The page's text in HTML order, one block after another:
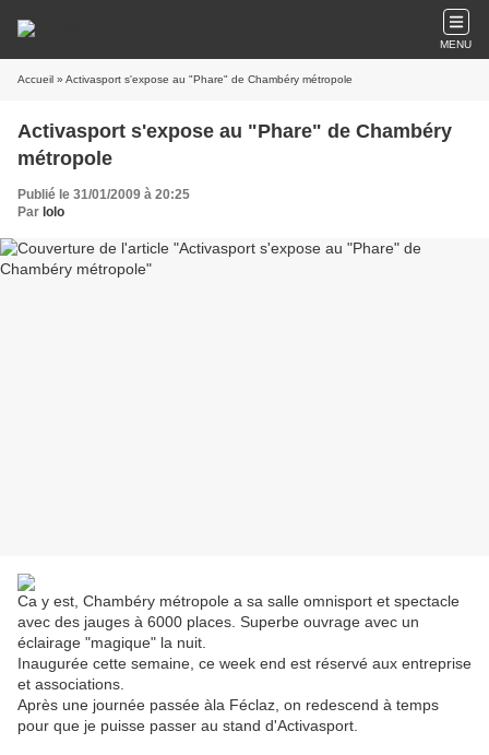
MENU
Accueil » Activasport s'expose au "Phare" de Chambéry métropole
Activasport s'expose au "Phare" de Chambéry
métropole
Publié le 31/01/2009 à 20:25
Par lolo
Ca y est, Chambéry métropole a sa salle omnisport et spectacle
avec des jauges à 6000 places. Superbe ouvrage avec un
éclairage "magique" la nuit.
Inaugurée cette semaine, ce week end est réservé aux entreprise
et associations.
Après une journée passée àla Féclaz, on redescend à temps
pour que je puisse passer au stand d'Activasport.